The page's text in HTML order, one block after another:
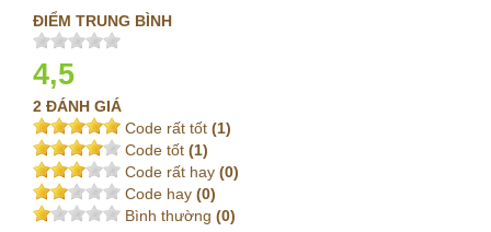
ĐIỂM TRUNG BÌNH
4,5
2 ĐÁNH GIÁ
Code rất tốt (1)
Code tốt (1)
Code rất hay (0)
Code hay (0)
Bình thường (0)